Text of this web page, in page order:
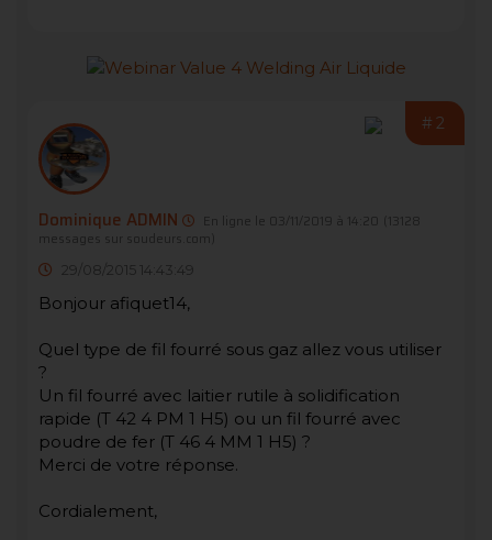
#2
Dominique ADMIN En ligne le 03/11/2019 à 14:20
(13128
messages sur soudeurs.com)
29/08/2015 14:43:49
Bonjour afiquet14,
Quel type de fil fourré sous gaz allez vous utiliser
?
Un fil fourré avec laitier rutile à solidification
rapide (T 42 4 PM 1 H5) ou un fil fourré avec
poudre de fer (T 46 4 MM 1 H5) ?
Merci de votre réponse.
Cordialement,